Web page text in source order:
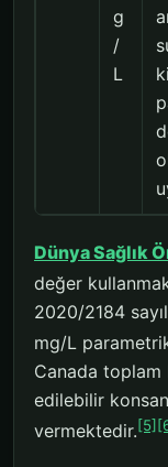
g
/
L
Dünya Sağlık
değer
2020/2184
mg/L
Canada toplam
edilebilir
vermektedir.[5]